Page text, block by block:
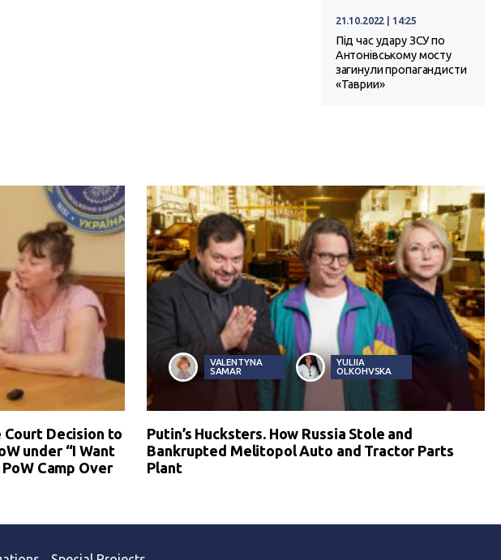
21.10.2022 | 14:25
Під час удару ЗСУ по
Антонівському мосту
загинули пропагандисти
«Таврии»
Court Decision to
under “I Want
Camp Over
VALENTYNA
SAMAR
YULIIA
OLKOHVSKA
Putin’s Hucksters. How Russia Stole and
Bankrupted Melitopol Auto and Tractor Parts
Plant